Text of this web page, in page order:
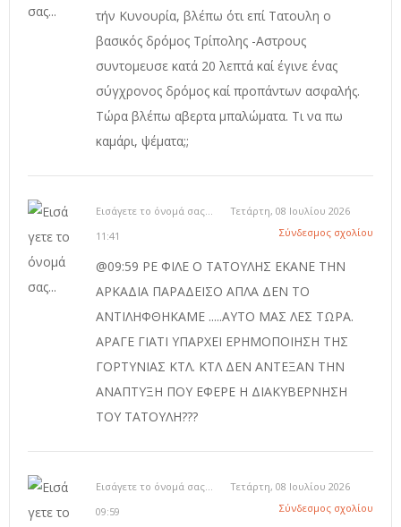
τήν Κυνουρία, βλέπω ότι επί Τατουλη ο
βασικός δρόμος Τρίπολης -Αστρους
συντομευσε κατά 20 λεπτά καί έγινε ένας
σύγχρονος δρόμος καί προπάντων ασφαλής.
Τώρα βλέπω αβερτα μπαλώματα. Τι να πω
καμάρι, ψέματα;;
Εισάγετε το όνομά σας...
Τετάρτη, 08 Ιουλίου 2026
11:41
Σύνδεσμος σχολίου
@09:59 ΡΕ ΦΙΛΕ Ο ΤΑΤΟΥΛΗΣ ΕΚΑΝΕ ΤΗΝ
ΑΡΚΑΔΙΑ ΠΑΡΑΔΕΙΣΟ ΑΠΛΑ ΔΕΝ ΤΟ
ΑΝΤΙΛΗΦΘΗΚΑΜΕ .....ΑΥΤΟ ΜΑΣ ΛΕΣ ΤΩΡΑ.
ΑΡΑΓΕ ΓΙΑΤΙ ΥΠΑΡΧΕΙ ΕΡΗΜΟΠΟΙΗΣΗ ΤΗΣ
ΓΟΡΤΥΝΙΑΣ ΚΤΛ. ΚΤΛ ΔΕΝ ΑΝΤΕΞΑΝ ΤΗΝ
ΑΝΑΠΤΥΞΗ ΠΟΥ ΕΦΕΡΕ Η ΔΙΑΚΥΒΕΡΝΗΣΗ
ΤΟΥ ΤΑΤΟΥΛΗ???
Εισάγετε το όνομά σας...
Τετάρτη, 08 Ιουλίου 2026
09:59
Σύνδεσμος σχολίου